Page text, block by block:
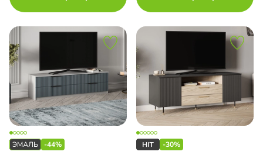
-44% -30%